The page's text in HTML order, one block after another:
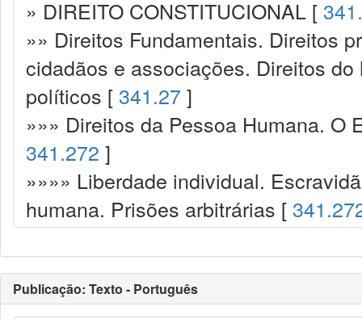
» DIREITO CONSTITUCIONAL [
»» Direitos Fundamentais. Direitos
cidadãos e associações. Direitos
políticos [ 341.27 ]
»»» Direitos da Pessoa Humana.
341.272 ]
»»»» Liberdade individual.
humana. Prisões arbitrárias [
Publicação: Texto - Português